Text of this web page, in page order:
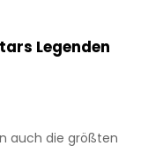
Legenden
auch die größten